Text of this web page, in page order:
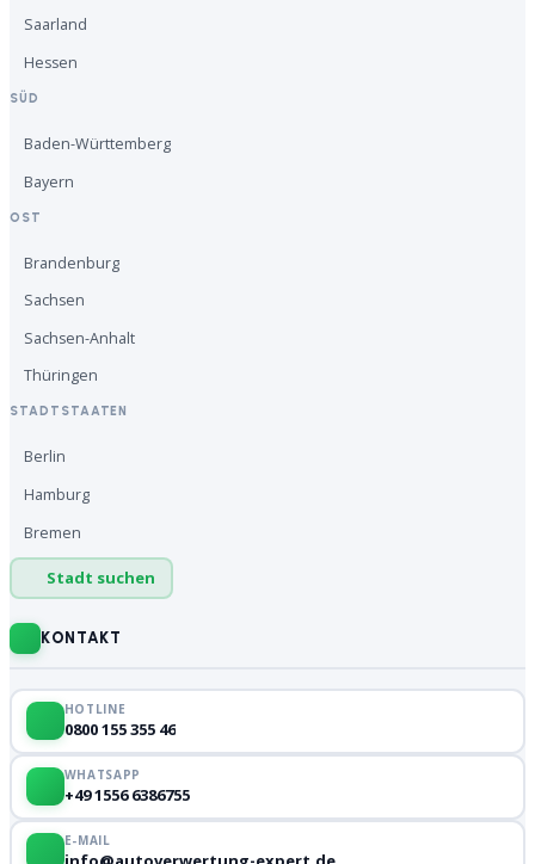
Saarland
Hessen
SÜD
Baden-Württemberg
Bayern
OST
Brandenburg
Sachsen
Sachsen-Anhalt
Thüringen
STADTSTAATEN
Berlin
Hamburg
Bremen
Stadt suchen
KONTAKT
HOTLINE
0800 155 355 46
WHATSAPP
+49 1556 6386755
E-MAIL